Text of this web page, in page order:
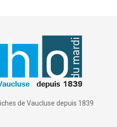
de Vaucluse depuis 1839